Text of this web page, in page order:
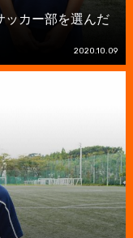
ッカー部を選んだ
2020.10.09